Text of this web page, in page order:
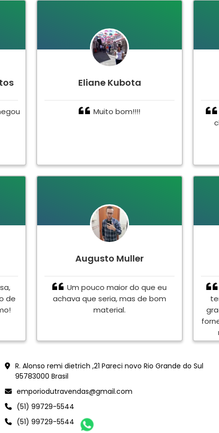
Eliane Kubota
Muito bom!!!!
de
Augusto Muller
Um pouco maior do que eu
achava que seria, mas de bom
material.
R. Alonso remi dietrich ,21 Pareci novo Rio Grande do Sul
95783000 Brasil
emporiodutravendas@gmail.com
(51) 99729-5544
(51) 99729-5544